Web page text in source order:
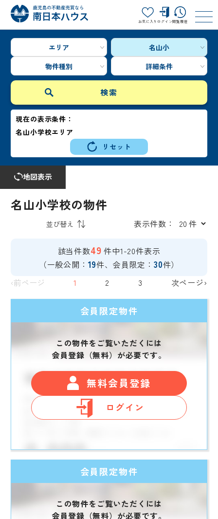
お気に入り ログイン閲覧履歴
エリア
名山小
物件種別
詳細条件
現在の表示条件：
名山小学校エリア
リセット
地図表示
名山小学校の物件
表示件数：
該当件数49 件中1-20件表示
（一般公開： 19件、会員限定： 30件）
‹前ページ
1 2 3 次ページ›
会員限定物件
この物件をご覧いただくには
会員登録（無料）が必要です。
無料会員登録
ログイン
会員限定物件
この物件をご覧いただくには
会員登録（無料）が必要です。